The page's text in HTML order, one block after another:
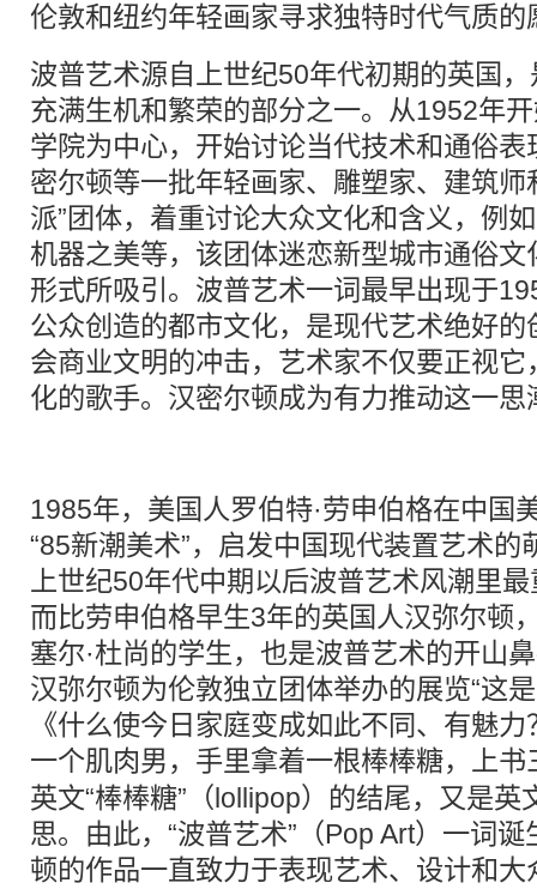
伦敦和纽约年轻画家寻求独特时代气质的
波普艺术源自上世纪50年代初期的英国
充满生机和繁荣的部分之一。从1952年
学院为中心，开始讨论当代技术和通俗
密尔顿等一批年轻画家、雕塑家、建筑师
派”团体，着重讨论大众文化和含义，例
机器之美等，该团体迷恋新型城市通俗
形式所吸引。波普艺术一词最早出现于
公众创造的都市文化，是现代艺术绝好
会商业文明的冲击，艺术家不仅要正视
化的歌手。汉密尔顿成为有力推动这一
1985年，美国人罗伯特·劳申伯格在中国
“85新潮美术”，启发中国现代装置艺术
上世纪50年代中期以后波普艺术风潮里
而比劳申伯格早生3年的英国人汉弥尔顿
塞尔·杜尚的学生，也是波普艺术的开山
汉弥尔顿为伦敦独立团体举办的展览“这
《什么使今日家庭变成如此不同、有魅
一个肌肉男，手里拿着一根棒棒糖，上书
英文“棒棒糖”（lollipop）的结尾，又是英
思。由此，“波普艺术”（Pop Art）一词
顿的作品一直致力于表现艺术、设计和